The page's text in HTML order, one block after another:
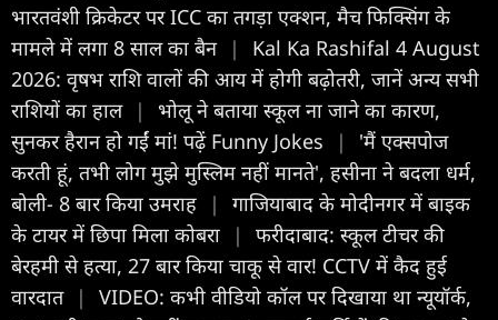
भारतवंशी क्रिकेटर पर ICC का तगड़ा एक्शन, मैच फिक्सिंग के
मामले में लगा 8 साल का बैन |
Kal Ka Rashifal 4 August
2026: वृषभ राशि वालों की आय में होगी बढ़ोतरी, जानें अन्य सभी
राशियों का हाल |
भोलू ने बताया स्कूल ना जाने का कारण,
सुनकर हैरान हो गईं मां! पढ़ें Funny Jokes
|
'मैं एक्सपोज
करती हूं, तभी लोग मुझे मुस्लिम नहीं मानते', हसीना ने बदला धर्म,
बोली- 8 बार किया उमराह
|
गाजियाबाद के मोदीनगर में बाइक
के टायर में छिपा मिला कोबरा
|
फरीदाबाद: स्कूल टीचर की
बेरहमी से हत्या, 27 बार किया चाकू से वार! CCTV में कैद हुई
वारदात |
VIDEO: कभी वीडियो कॉल पर दिखाया था न्यूयॉर्क,